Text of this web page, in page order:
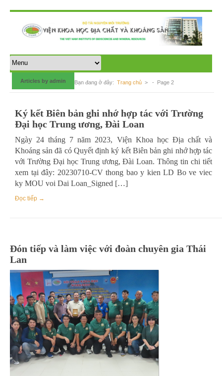
Bạn đang ở đây: Trang chủ >
Articles by admin - Page 2
Ký kết Biên bản ghi nhớ hợp tác với Trường
Đại học Trung ương, Đài Loan
Ngày 24 tháng 7 năm 2023, Viện Khoa học Địa chất và
Khoáng sản đã có Quyết định ký kết Biên bản ghi nhớ hợp tác
với Trường Đại học Trung ương, Đài Loan. Thông tin chi tiết
xem tại đây: 20230710-CV thong bao y kien LD Bo ve viec
ky MOU voi Dai Loan_Signed […]
Đọc tiếp →
Đón tiếp và làm việc với đoàn chuyên gia Thái
Lan